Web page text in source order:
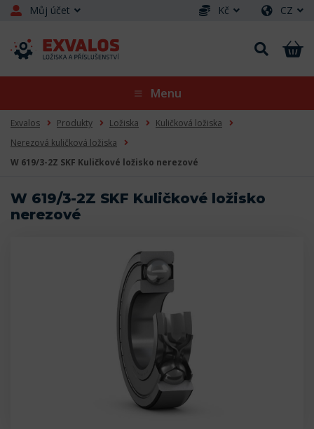
Můj účet Kč CZ
Menu
Exvalos Produkty Ložiska
Kuličková ložiska
Nerezová kuličková ložiska
W 619/3-2Z SKF Kuličkové ložisko nerezové
W 619/3-2Z SKF Kuličkové ložisko
nerezové